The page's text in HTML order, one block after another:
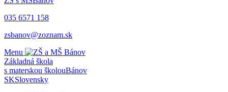
035 6571 158
zsbanov@zoznam.sk
Menu
Základná škola
s materskou školouBánov
SKSlovensky